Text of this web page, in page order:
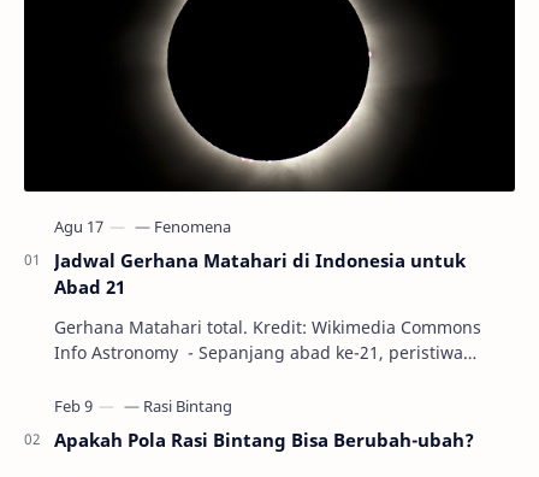
Jadwal Gerhana Matahari di Indonesia untuk
Abad 21
Gerhana Matahari total. Kredit: Wikimedia Commons
Info Astronomy - Sepanjang abad ke-21, peristiwa
Apakah Pola Rasi Bintang Bisa Berubah-ubah?